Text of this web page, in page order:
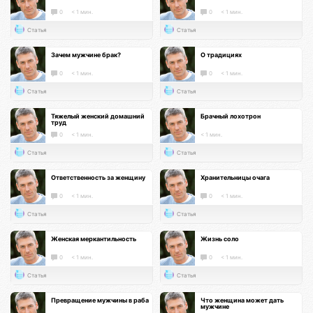
0 < 1 мин.
Статья
0 < 1 мин.
Статья
Зачем мужчине брак?
0 < 1 мин.
Статья
О традициях
0 < 1 мин.
Статья
Тяжелый женский домашний
труд
0 < 1 мин.
Статья
Брачный лохотрон
< 1 мин.
Статья
Ответственность за женщину
0 < 1 мин.
Статья
Хранительницы очага
0 < 1 мин.
Статья
Женская меркантильность
0 < 1 мин.
Статья
Жизнь соло
0 < 1 мин.
Статья
Превращение мужчины в раба
Что женщина может дать
мужчине